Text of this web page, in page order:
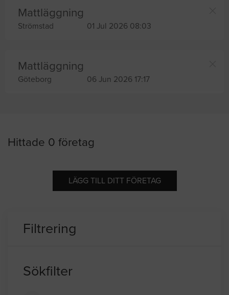
Mattläggning
Strömstad 01 Jul 2026 08:03
Mattläggning
Göteborg 06 Jun 2026 17:17
Hittade 0 företag
LÄGG TILL DITT FÖRETAG
Filtrering
Sökfilter